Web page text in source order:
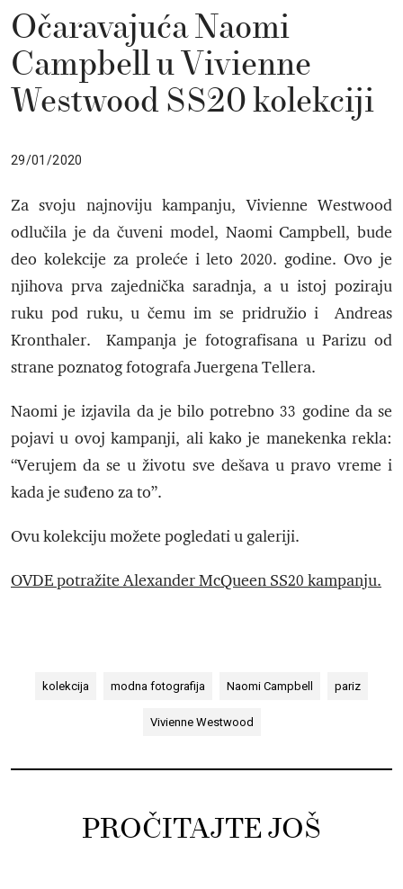
Očaravajuća Naomi
Campbell u Vivienne
Westwood SS20 kolekciji
29/01/2020
Za svoju najnoviju kampanju, Vivienne Westwood
odlučila je da čuveni model, Naomi Campbell, bude
deo kolekcije za proleće i leto 2020. godine. Ovo je
njihova prva zajednička saradnja, a u istoj poziraju
ruku pod ruku, u čemu im se pridružio i Andreas
Kronthaler. Kampanja je fotografisana u Parizu od
strane poznatog fotografa Juergena Tellera.
Naomi je izjavila da je bilo potrebno 33 godine da se
pojavi u ovoj kampanji, ali kako je manekenka rekla:
“Verujem da se u životu sve dešava u pravo vreme i
kada je suđeno za to”.
Ovu kolekciju možete pogledati u galeriji.
OVDE potražite Alexander McQueen SS20 kampanju.
kolekcija modna fotografija Naomi Campbell pariz
Vivienne Westwood
PROČITAJTE JOŠ